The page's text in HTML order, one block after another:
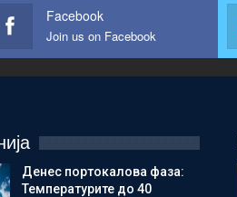
Facebook
Join us on Facebook
Денес портокалова фаза:
Температурите до 40